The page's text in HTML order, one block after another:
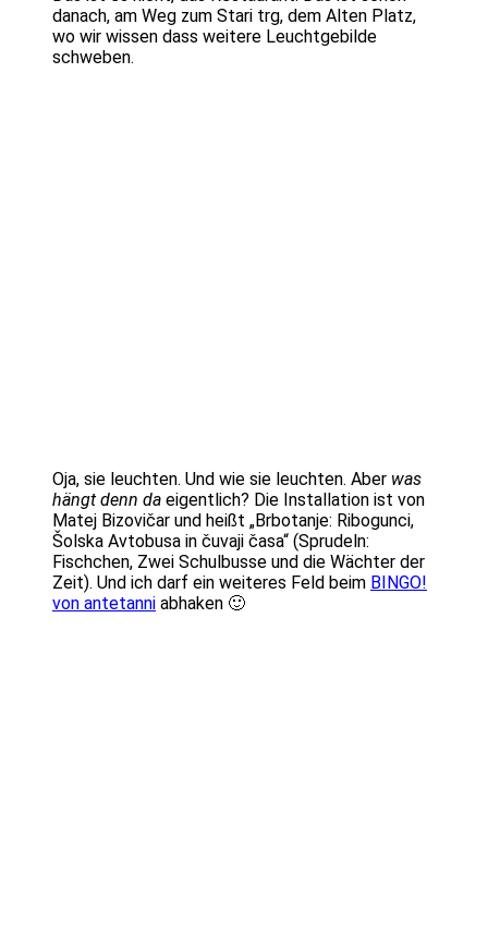
danach, am Weg zum Stari trg, dem Alten Platz,
wo wir wissen dass weitere Leuchtgebilde
schweben.
Oja, sie leuchten. Und wie sie leuchten. Aber was
hängt denn da eigentlich? Die Installation ist von
Matej Bizovičar und heißt „Brbotanje: Ribogunci,
Šolska Avtobusa in čuvaji časa“ (Sprudeln:
Fischchen, Zwei Schulbusse und die Wächter der
Zeit). Und ich darf ein weiteres Feld beim BINGO!
von antetanni abhaken 🙂